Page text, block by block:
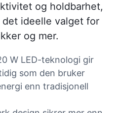
og holdbarhet,
ideelle valget for
og mer.
W LED-teknologi gir
som den bruker
enn tradisjonell